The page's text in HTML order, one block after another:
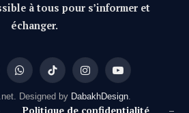
à tous pour s’informer et
échanger.
WhatsAppTikTok InstagramYouTube
Designed by DabakhDesign.
Politique de confidentialité –